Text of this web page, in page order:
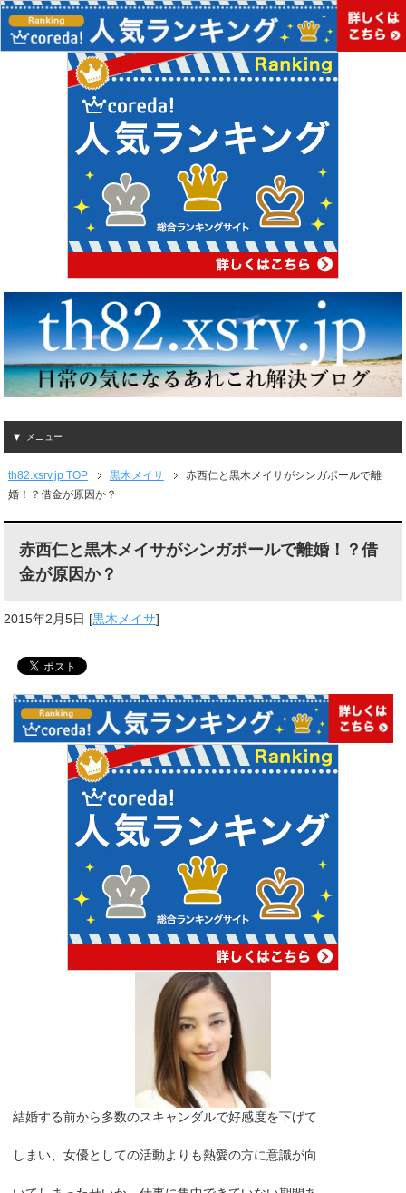
メニュー
th82.xsrv.jp TOP 黒木メイサ
赤西仁と黒木メイサがシンガポールで離
婚！？借金が原因か？
赤西仁と黒木メイサがシンガポールで離婚！？借
金が原因か？
2015年2月5日 [黒木メイサ]
結婚する前から多数のスキャンダルで好感度を下げて
しまい、女優としての活動よりも熱愛の方に意識が向